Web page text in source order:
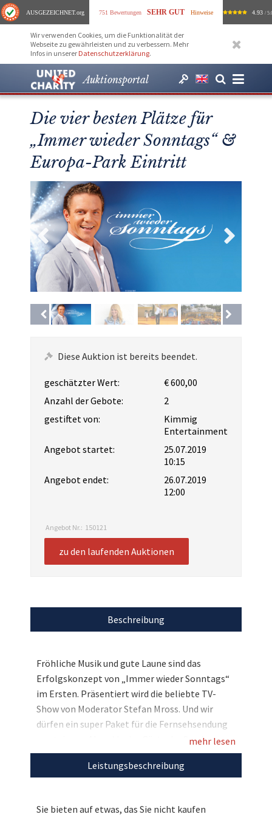
AUSGEZEICHNET.org 751 Bewertungen SEHR GUT Hinweise 4.93 /
Wir verwenden Cookies, um die Funktionalität der
Webseite zu gewährleisten und zu verbessern. Mehr
Infos in unserer Datenschutzerklärung.
Auktionsportal
Die vier besten Plätze für
„Immer wieder Sonntags“ &
Europa-Park Eintritt
Diese Auktion ist bereits beendet.
geschätzter Wert:
€ 600,00
Anzahl der Gebote:
2
gestiftet von:
Kimmig
Entertainment
Angebot startet:
25.07.2019
10:15
Angebot endet:
26.07.2019
12:00
Angebot Nr.: 150121
zu den laufenden Auktionen
Beschreibung
Fröhliche Musik und gute Laune sind das
Erfolgskonzept von „Immer wieder Sonntags“
im Ersten. Präsentiert wird die beliebte TV-
Show von Moderator Stefan Mross. Und wir
dürfen ein super Paket für die Fernsehsendung
versteigern: Als exklusive Gäste der Sendung am
28. Juli verbringen Sie und drei Begleitpersonen
einen kompletten Sonntagvormittag mit den
mehr lesen
Leistungsbeschreibung
Sie bieten auf etwas, das Sie nicht kaufen